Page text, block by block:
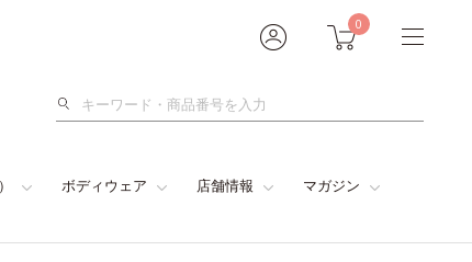
0
検
ボディウェア 店舗情報 マガジン